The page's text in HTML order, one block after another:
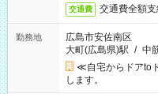
交通費 交通費全額
勤務地
広島市安佐南区
大町(広島県)駅 / 中
≪自宅からドアto
します。